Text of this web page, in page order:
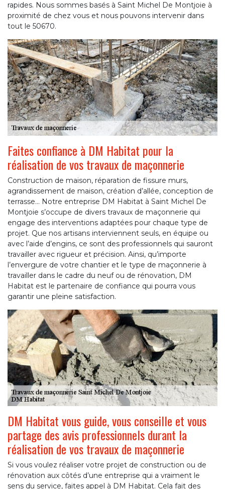
rapides. Nous sommes basés à Saint Michel De Montjoie à
proximité de chez vous et nous pouvons intervenir dans
tout le 50670.
Faites confiance à DM Habitat pour la
réalisation de vos travaux de maçonnerie
Construction de maison, réparation de fissure murs,
agrandissement de maison, création d’allée, conception de
terrasse… Notre entreprise DM Habitat à Saint Michel De
Montjoie s’occupe de divers travaux de maçonnerie qui
engage des interventions adaptées pour chaque type de
projet. Que nos artisans interviennent seuls, en équipe ou
avec l’aide d’engins, ce sont des professionnels qui sauront
travailler avec rigueur et précision. Ainsi, qu’importe
l’envergure de votre chantier et le type de maçonnerie à
travailler dans le cadre du neuf ou de rénovation, DM
Habitat est le partenaire de confiance qui pourra vous
garantir une pleine satisfaction.
DM Habitat vous guide, vous conseille et vous
partage des avis professionnels durant la
réalisation de vos travaux de maçonnerie
Si vous voulez réaliser votre projet de construction ou de
rénovation aux côtés d’une entreprise qui a vraiment le
sens du service, faites appel à DM Habitat. Cela fait des